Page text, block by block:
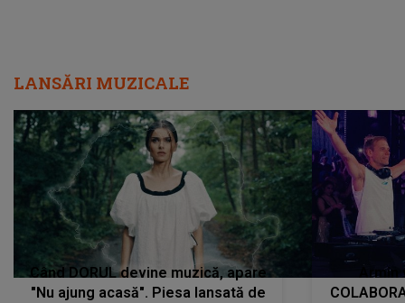
LANSĂRI MUZICALE
Când DORUL devine muzică, apare
"Nu ajung acasă". Piesa lansată de